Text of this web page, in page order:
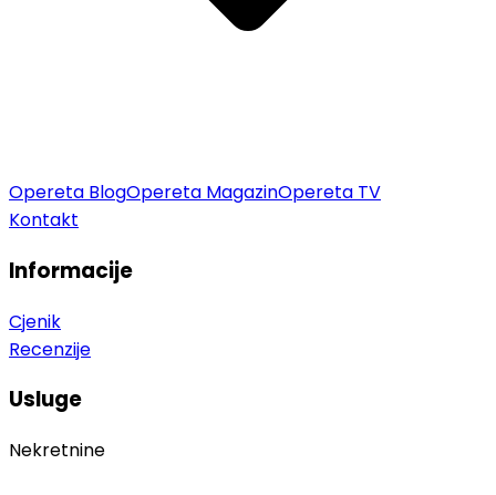
Opereta BlogOpereta MagazinOpereta TV
Kontakt
Informacije
Cjenik
Recenzije
Usluge
Nekretnine